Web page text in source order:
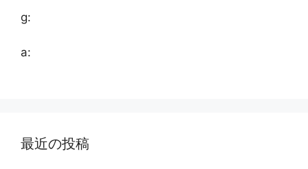
g:
a:
最近の投稿